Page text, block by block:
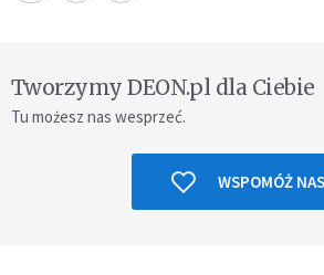
Tworzymy DEON.pl dla Ciebie
Tu możesz nas wesprzeć.
WSPOMÓŻ NAS